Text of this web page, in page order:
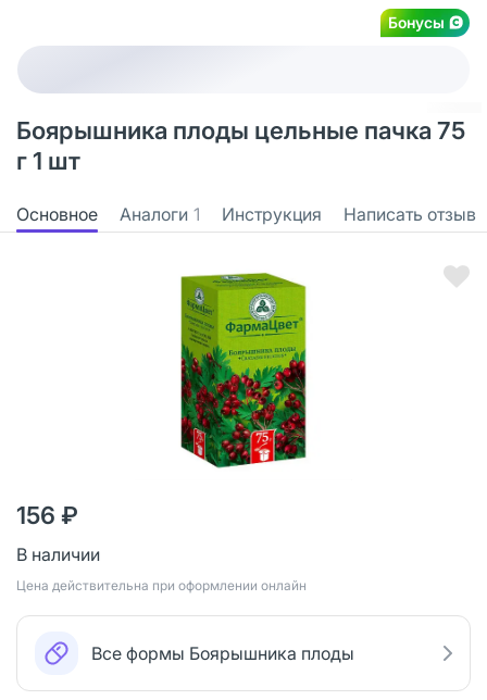
Бонусы
Боярышника плоды цельные пачка 75
г 1 шт
Основное Аналоги 1 Инструкция Написать отзыв
156 ₽
В наличии
Цена действительна при оформлении онлайн
Все формы Боярышника плоды